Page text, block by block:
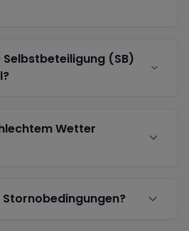
Selbstbeteiligung (SB)
Wetter
Stornobedingungen?